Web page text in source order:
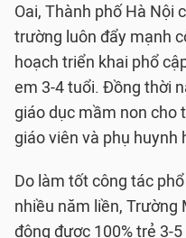
Oai, Thành phố Hà Nội
trường luôn đẩy mạnh
hoạch triển khai phổ
em 3-4 tuổi. Đồng thời
giáo dục mầm non cho
giáo viên và phụ huynh
Do làm tốt công tác
nhiều năm liền, Trường
động được 100% trẻ 3-